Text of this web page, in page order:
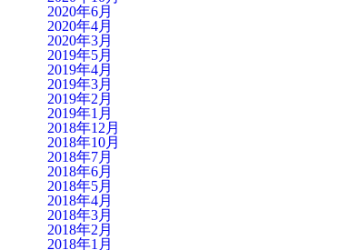
2020年6月
2020年4月
2020年3月
2019年5月
2019年4月
2019年3月
2019年2月
2019年1月
2018年12月
2018年10月
2018年7月
2018年6月
2018年5月
2018年4月
2018年3月
2018年2月
2018年1月